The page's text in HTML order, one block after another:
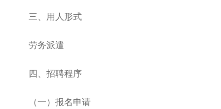
三、用人形式
劳务派遣
四、招聘程序
（一）报名申请